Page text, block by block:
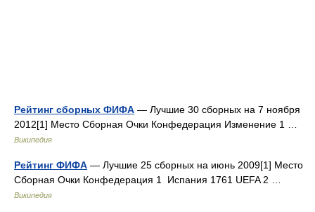
Рейтинг сборных ФИФА — Лучшие 30 сборных на 7 ноября
2012[1] Место Сборная Очки Конфедерация Изменение 1 …
Википедия
Рейтинг ФИФА — Лучшие 25 сборных на июнь 2009[1] Место
Сборная Очки Конфедерация 1 Испания 1761 UEFA 2 …
Википедия